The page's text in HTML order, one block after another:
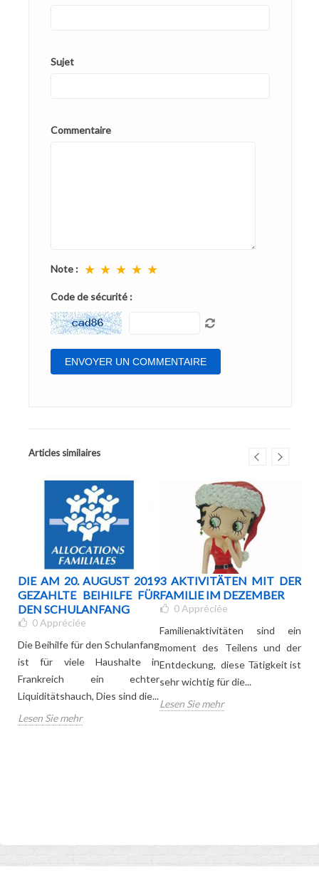
Sujet
Commentaire
Note : ★ ★ ★ ★ ★
Code de sécurité :
Articles similaires
DIE AM 20. AUGUST 2019
GEZAHLTE BEIHILFE FÜR
DEN SCHULANFANG
0 Appréciée
Die Beihilfe für den Schulanfang
ist für viele Haushalte in
Frankreich ein echter
Liquiditätshauch, Dies sind die...
Lesen Sie mehr
3 AKTIVITÄTEN MIT DER
FAMILIE IM DEZEMBER
0 Appréciée
Familienaktivitäten sind ein
moment des Teilens und der
Entdeckung, diese Tätigkeit ist
sehr wichtig für die...
Lesen Sie mehr